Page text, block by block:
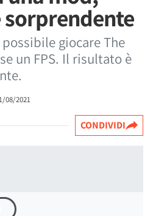
giocare The
un FPS. Il risultato è
08/2021
CONDIVIDI